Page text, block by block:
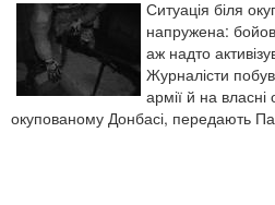
Ситуація біля
напружена:
аж надто
Журналісти
армії й на власні
окупованому Донбасі, передають